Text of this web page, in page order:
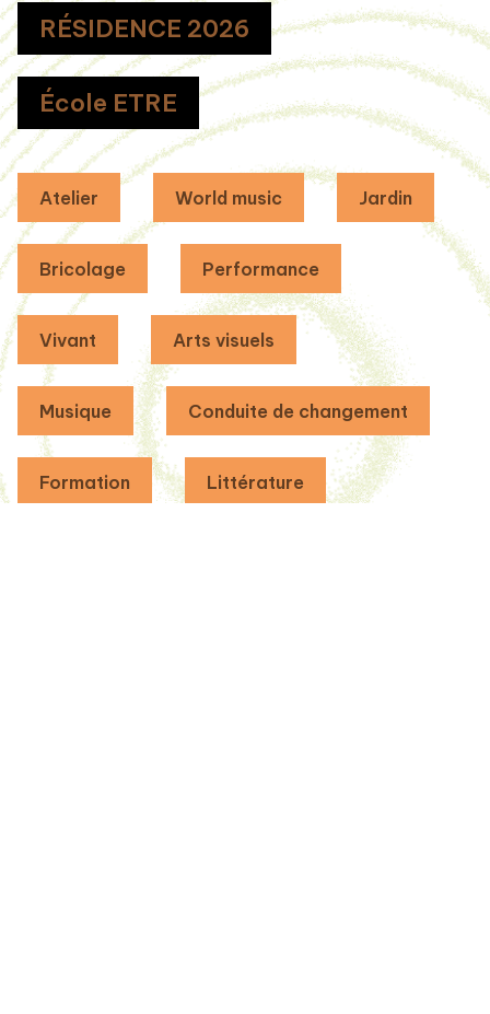
RÉSIDENCE 2026
École ETRE
Atelier World music Jardin
Bricolage Performance
Vivant Arts visuels
Musique Conduite de changement
Formation Littérature